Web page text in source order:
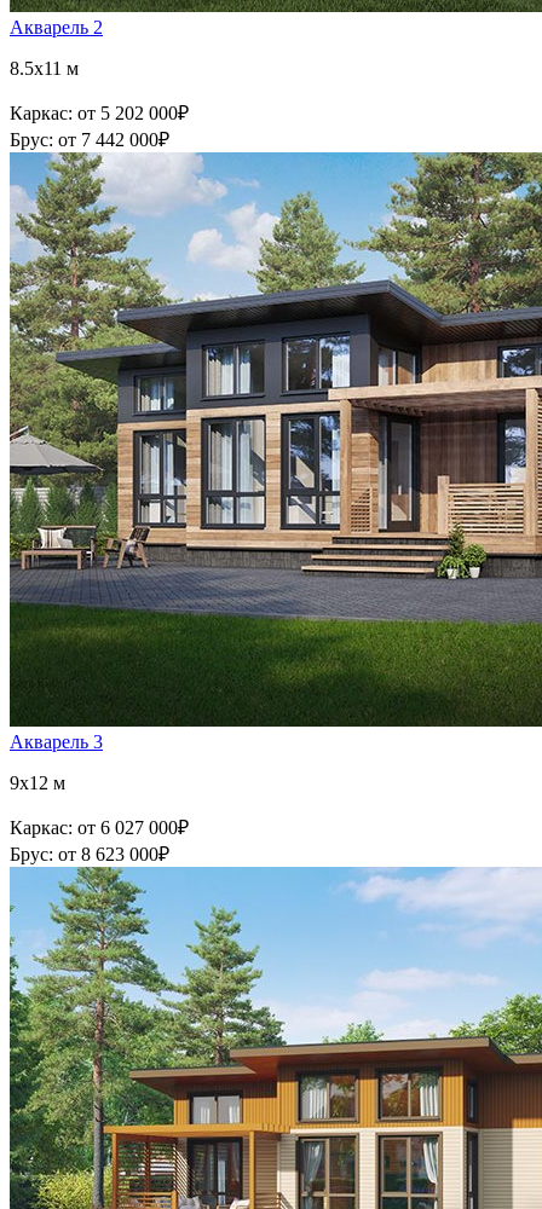
Акварель 2
8.5x11 м
Каркас: от 5 202 000₽
Брус: от 7 442 000₽
Акварель 3
9x12 м
Каркас: от 6 027 000₽
Брус: от 8 623 000₽